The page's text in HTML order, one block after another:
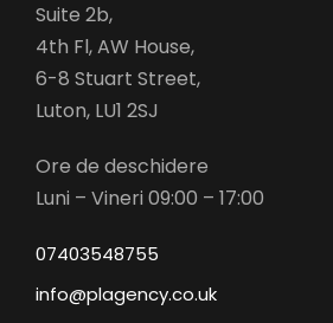
Suite 2b,
4th Fl, AW House,
6-8 Stuart Street,
Luton, LU1 2SJ
Ore de deschidere
Luni – Vineri 09:00 – 17:00
07403548755
info@plagency.co.uk